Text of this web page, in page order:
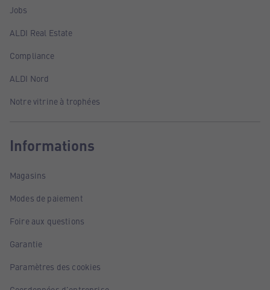
Jobs
ALDI Real Estate
Compliance
ALDI Nord
Notre vitrine à trophées
Informations
Magasins
Modes de paiement
Foire aux questions
Garantie
Paramètres des cookies